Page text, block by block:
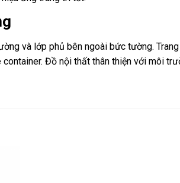
và lớp phủ bên ngoài bức tường.
Đồ nội thất thân thiện với môi